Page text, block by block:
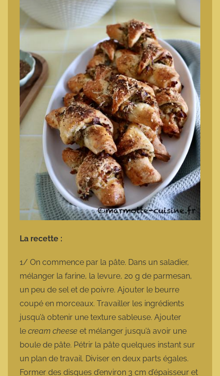
La recette :
1/ On commence par la pâte. Dans un saladier,
mélanger la farine, la levure, 20 g de parmesan,
un peu de sel et de poivre. Ajouter le beurre
coupé en morceaux. Travailler les ingrédients
jusqu’à obtenir une texture sableuse. Ajouter
le cream cheese et mélanger jusqu’à avoir une
boule de pâte. Pétrir la pâte quelques instant sur
un plan de travail. Diviser en deux parts égales.
Former des disques d’environ 3 cm d’épaisseur et